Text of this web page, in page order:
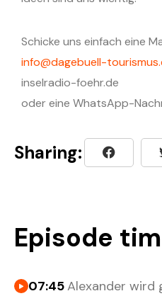
Schicke uns einfach eine
info@dagebuell-
inselradio-foehr.de⁠⁠⁠⁠⁠⁠⁠⁠⁠⁠⁠⁠⁠⁠⁠⁠⁠⁠⁠⁠⁠⁠⁠⁠⁠⁠⁠⁠⁠⁠⁠⁠⁠⁠⁠⁠⁠⁠⁠⁠⁠⁠⁠⁠⁠⁠⁠⁠⁠⁠⁠⁠⁠⁠⁠⁠⁠⁠⁠⁠⁠⁠⁠⁠⁠⁠⁠⁠⁠⁠⁠
oder eine WhatsApp-
Sharing:
Episode
07:45Alexander wird